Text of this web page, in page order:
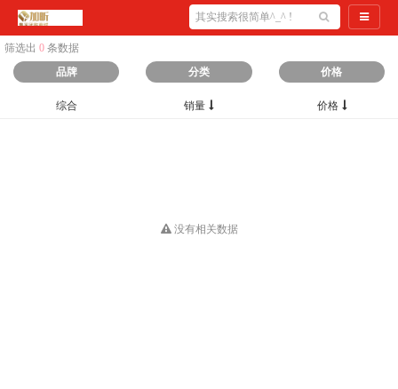
导航切
筛选出 0 条数据
品牌
分类 价格
综合 销量 价格
没有相关数据